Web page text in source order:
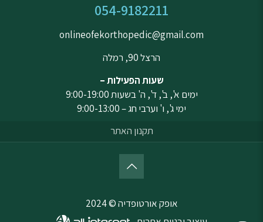
054-9182211
onlineofekorthopedic@gmail.com
הרצל 90, רמלה
שעות הפעילות –
ימים א', ב', ד', ה' בשעות 9:00-19:00
ימי ג', ו' וערבי חג – 9:00-13:00
תקנון האתר
אופק אורטופדיה © 2024